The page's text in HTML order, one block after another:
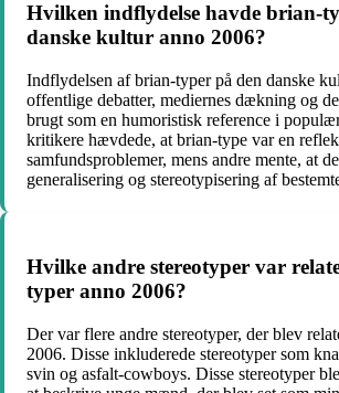
Hvilken indflydelse havde brian-
danske kultur anno 2006?
Indflydelsen af brian-typer på den danske
offentlige debatter, mediernes dækning og
brugt som en humoristisk reference i
kritikere hævdede, at brian-type var en
samfundsproblemer, mens andre mente, at
generalisering og stereotypisering af
Hvilke andre stereotyper var
typer anno 2006?
Der var flere andre stereotyper, der blev
2006. Disse inkluderede stereotyper som
svin og asfalt-cowboys. Disse stereotyper